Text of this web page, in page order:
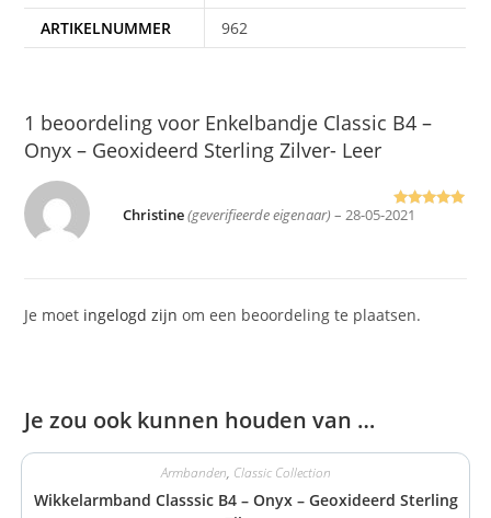
ARTIKELNUMMER
962
1 beoordeling voor Enkelbandje Classic B4 –
Onyx – Geoxideerd Sterling Zilver- Leer
Gewaardeer
Christine(geverifieerde eigenaar) – 28-05-2021
Je moet ingelogd zijn om een beoordeling te plaatsen.
Je zou ook kunnen houden van …
Armbanden, Classic Collection
Wikkelarmband Classsic B4 – Onyx – Geoxideerd Sterling